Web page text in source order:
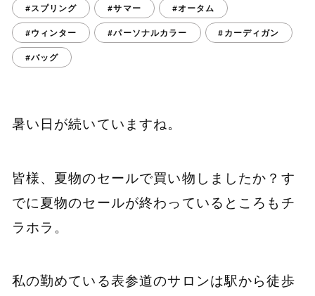
#スプリング #サマー #オータム
#ウィンター #パーソナルカラー #カーディガン
#バッグ
暑い日が続いていますね。
皆様、夏物のセールで買い物しましたか？す
でに夏物のセールが終わっているところもチ
ラホラ。
私の勤めている表参道のサロンは駅から徒歩